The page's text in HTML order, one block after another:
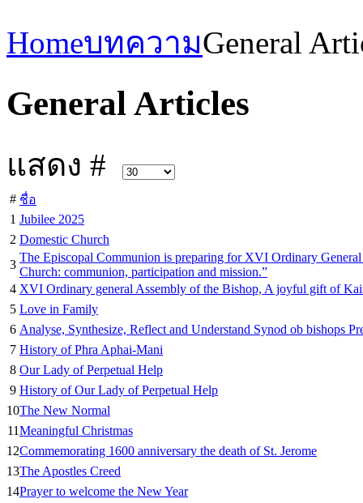
HomeบทความGeneral
General Articles
แสดง #
# ชื่อ
1 Jubilee 2025
2 Domestic Church
3
The Episcopal Communion is preparing for XVI Ordinary
Church: communion, participation and mission.”
4 XVI Ordinary general Assembly of the Bishop, A joyful gift of
5 Love in Family
6 Analyse, Synthesize, Reflect and Understand Synod ob bishops
7 History of Phra Aphai-Mani
8 Our Lady of Perpetual Help
9 History of Our Lady of Perpetual Help
10The New Normal
11Meaningful Christmas
12Commemorating 1600 anniversary the death of St. Jerome
13The Apostles Creed
14Prayer to welcome the New Year